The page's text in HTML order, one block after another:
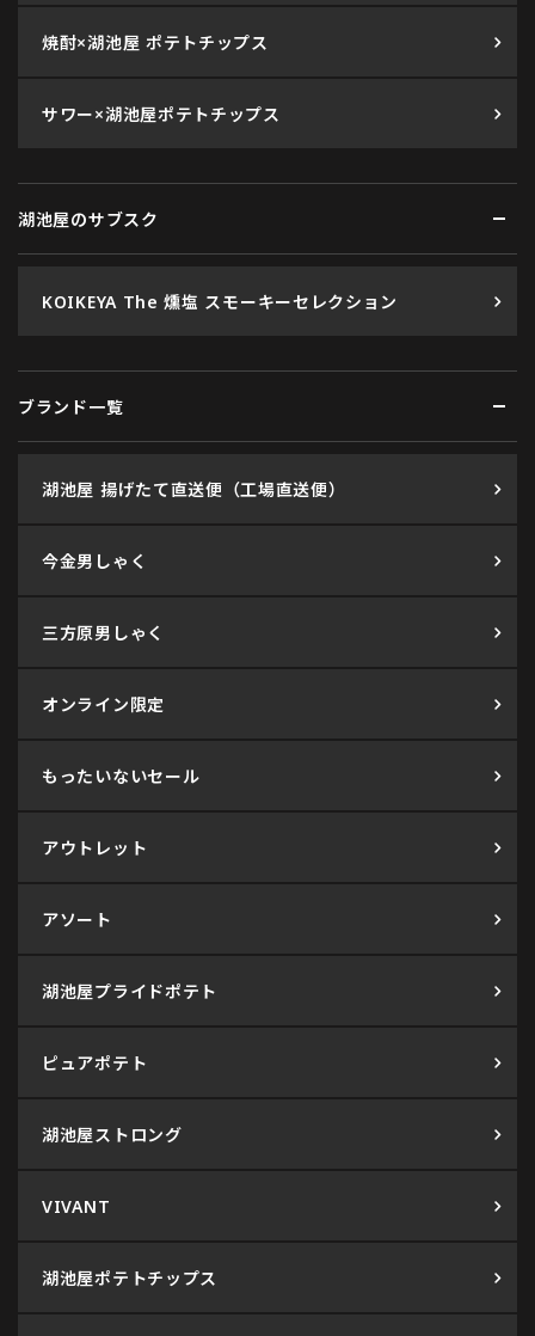
焼酎×湖池屋 ポテトチップス
サワー×湖池屋ポテトチップス
湖池屋のサブスク
KOIKEYA The 燻塩 スモーキーセレクション
ブランド一覧
湖池屋 揚げたて直送便（工場直送便）
今金男しゃく
三方原男しゃく
オンライン限定
もったいないセール
アウトレット
アソート
湖池屋プライドポテト
ピュアポテト
湖池屋ストロング
VIVANT
湖池屋ポテトチップス